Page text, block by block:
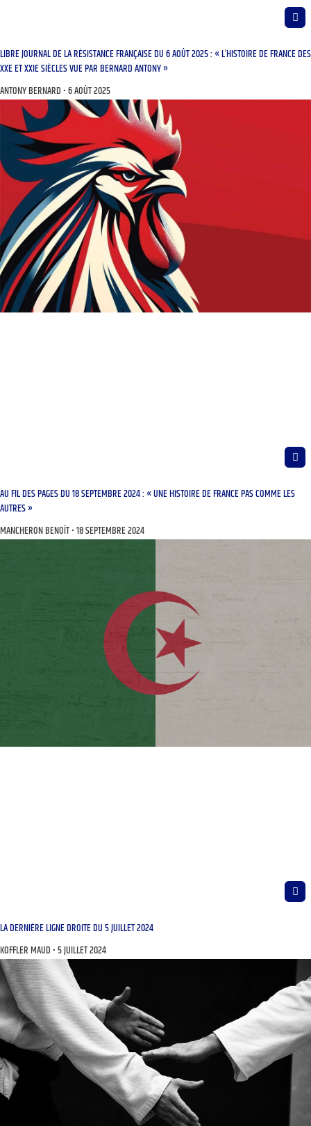
LIBRE JOURNAL DE LA RÉSISTANCE FRANÇAISE DU 6 AOÛT 2025 : « L’HISTOIRE DE FRANCE DES
XXE ET XXIE SIÈCLES VUE PAR BERNARD ANTONY »
ANTONY BERNARD 6 AOÛT 2025
AU FIL DES PAGES DU 18 SEPTEMBRE 2024 : « UNE HISTOIRE DE FRANCE PAS COMME LES
AUTRES »
MANCHERON BENOÎT 18 SEPTEMBRE 2024
LA DERNIÈRE LIGNE DROITE DU 5 JUILLET 2024
KOFFLER MAUD 5 JUILLET 2024